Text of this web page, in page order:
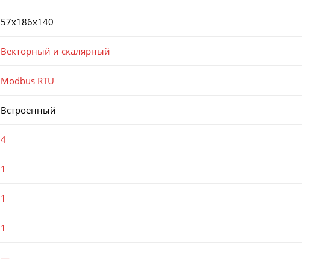
57х186х140
Векторный и скалярный
Modbus RTU
Встроенный
4
1
1
1
—